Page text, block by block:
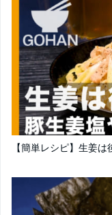
【簡単レシピ】生姜